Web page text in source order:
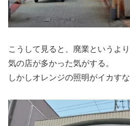
こうして見ると、廃業というよ
気の店が多かった気がする。
しかしオレンジの照明がイカすな